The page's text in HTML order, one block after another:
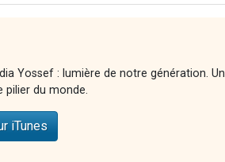
Yossef : lumière de notre génération. Un
pilier du monde.
iTunes